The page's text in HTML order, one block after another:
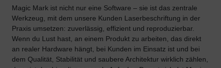
Magic Mark ist nicht nur eine Software – sie ist das zentrale
Werkzeug, mit dem unsere Kunden Laserbeschriftung in der
Praxis umsetzen: zuverlässig, effizient und reproduzierbar.
Wenn du Lust hast, an einem Produkt zu arbeiten, das direkt
an realer Hardware hängt, bei Kunden im Einsatz ist und bei
dem Qualität, Stabilität und saubere Architektur wirklich zählen,